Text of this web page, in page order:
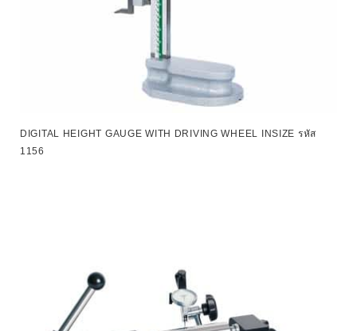
DIGITAL HEIGHT GAUGE WITH DRIVING WHEEL INSIZE รหัส
1156